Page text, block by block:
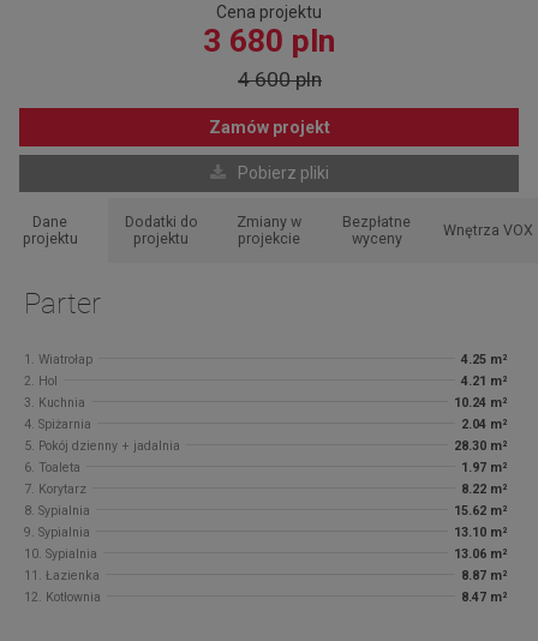
Cena projektu
3 680 pln
4 600 pln
Zamów projekt
Pobierz pliki
Dane
projektu
Dodatki do
projektu
Zmiany w
projekcie
Bezpłatne
wyceny
Wnętrza VOX
Parter
1. Wiatrołap
4.25 m²
2. Hol
4.21 m²
3. Kuchnia
10.24 m²
4. Spiżarnia
2.04 m²
5. Pokój dzienny + jadalnia
28.30 m²
6. Toaleta
1.97 m²
7. Korytarz
8.22 m²
8. Sypialnia
15.62 m²
9. Sypialnia
13.10 m²
10. Sypialnia
13.06 m²
11. Łazienka
8.87 m²
12. Kotłownia
8.47 m²